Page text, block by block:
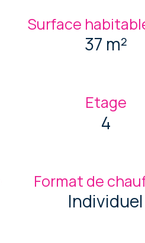
Surface
37 m²
Etage
4
Format de
Individuel